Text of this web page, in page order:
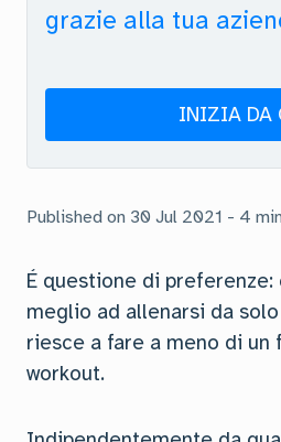
grazie alla tua
INIZIA DA
Published on 30 Jul 2021 - 4
É questione di
meglio ad allenarsi da
riesce a fare a meno di
workout.